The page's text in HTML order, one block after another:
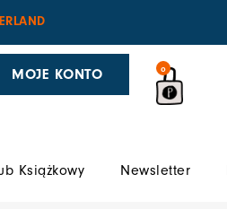
MOJE KONTO 0
Książkowy Newsletter